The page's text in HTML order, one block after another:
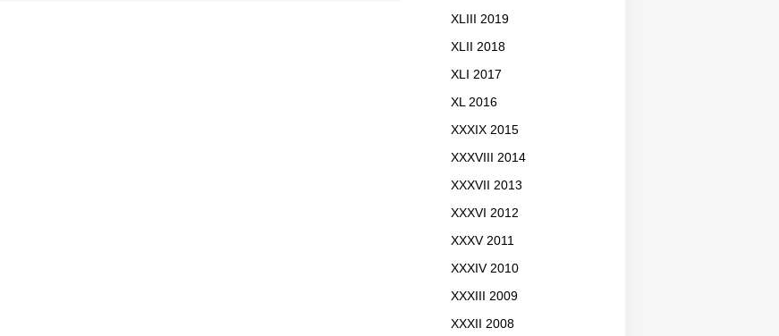
XLIII 2019
XLII 2018
XLI 2017
XL 2016
XXXIX 2015
XXXVIII 2014
XXXVII 2013
XXXVI 2012
XXXV 2011
XXXIV 2010
XXXIII 2009
XXXII 2008